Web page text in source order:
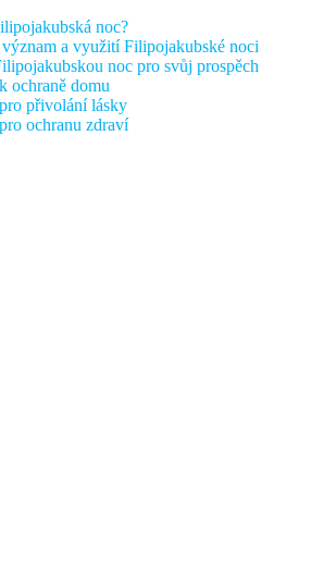
noc?
význam a využití Filipojakubské noci
noc pro svůj prospěch
ochraně domu
přivolání lásky
ochranu zdraví